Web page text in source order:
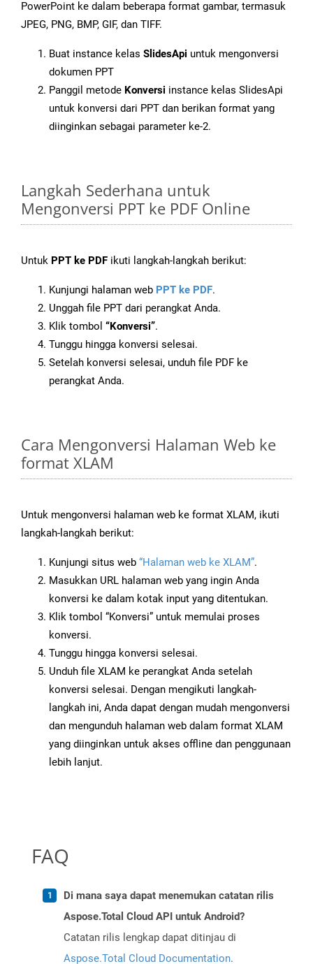
PowerPoint ke dalam beberapa format gambar, termasuk
JPEG, PNG, BMP, GIF, dan TIFF.
Buat instance kelas SlidesApi untuk mengonversi
dokumen PPT
Panggil metode Konversi instance kelas SlidesApi
untuk konversi dari PPT dan berikan format yang
diinginkan sebagai parameter ke-2.
Langkah Sederhana untuk
Mengonversi PPT ke PDF Online
Untuk PPT ke PDF ikuti langkah-langkah berikut:
Kunjungi halaman web PPT ke PDF.
Unggah file PPT dari perangkat Anda.
Klik tombol “Konversi”.
Tunggu hingga konversi selesai.
Setelah konversi selesai, unduh file PDF ke
perangkat Anda.
Cara Mengonversi Halaman Web ke
format XLAM
Untuk mengonversi halaman web ke format XLAM, ikuti
langkah-langkah berikut:
Kunjungi situs web “Halaman web ke XLAM”.
Masukkan URL halaman web yang ingin Anda
konversi ke dalam kotak input yang ditentukan.
Klik tombol “Konversi” untuk memulai proses
konversi.
Tunggu hingga konversi selesai.
Unduh file XLAM ke perangkat Anda setelah
konversi selesai. Dengan mengikuti langkah-
langkah ini, Anda dapat dengan mudah mengonversi
dan mengunduh halaman web dalam format XLAM
yang diinginkan untuk akses offline dan penggunaan
lebih lanjut.
FAQ
Di mana saya dapat menemukan catatan rilis
Aspose.Total Cloud API untuk Android?
Catatan rilis lengkap dapat ditinjau di
Aspose.Total Cloud Documentation.